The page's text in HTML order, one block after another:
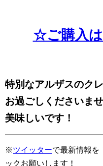
☆ご購入
特別なアルザスのク
お過ごしくださいませ
美味しいです！
※ツイッターで最新情報
ックお願いします！